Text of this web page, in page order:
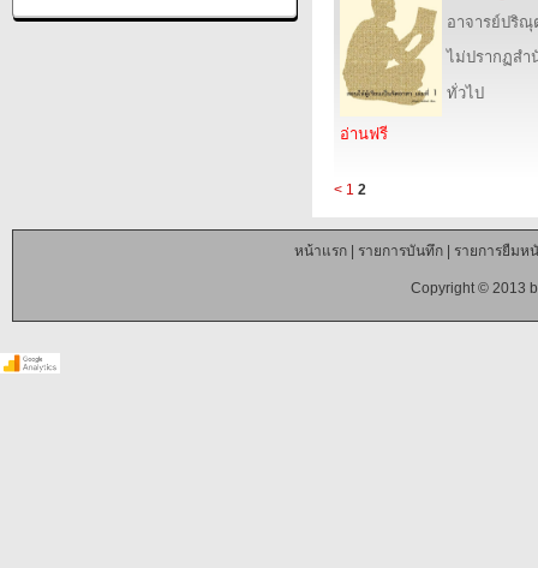
อาจารย์ปริ
ไม่ปรากฏส
ทั่วไป
อ่านฟรี
< 1 2
หน้าแรก| รายการบันทึก| รายการยืมห
Copyright © 2013